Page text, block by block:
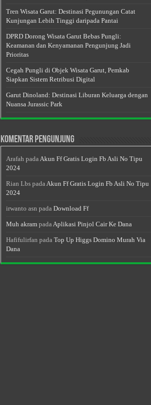
Tren Wisata Garut: Destinasi Pegunungan Catat
Kunjungan Lebih Tinggi daripada Pantai
DPRD Dorong Wisata Garut Bebas Pungli:
Keamanan dan Kenyamanan Pengunjung Jadi
Prioritas
Cegah Pungli di Objek Wisata Garut, Pemkab
Siapkan Sistem Retribusi Digital
Garut Dinoland: Destinasi Liburan Keluarga dengan
Nuansa Jurassic Park
Komentar Pengunjung
Arafah padaAkun Ff Gratis Login Fb Asli No Tipu
2024
Rian LbspadaAkun Ff Gratis Login Fb Asli No Tipu
2024
irwanto asn pada Download Ff
Muh akrampadaAplikasi Pinjol Cair Ke Dana
Hafifulirfan pada Top Up Higgs Domino Murah Via
Dana